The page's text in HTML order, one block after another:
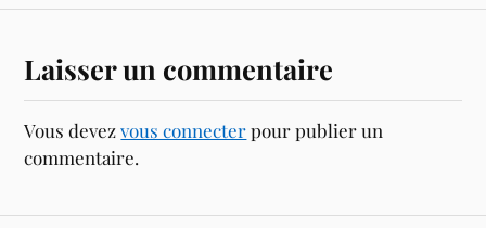
Laisser un commentaire
Vous devezvous connecterpour publier un
commentaire.